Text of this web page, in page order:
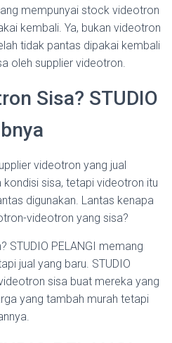
mempunyai stock videotron
kembali. Ya, bukan videotron
tidak pantas dipakai kembali
oleh supplier videotron.
Sisa? STUDIO
videotron yang jual
sisa, tetapi videotron itu
digunakan. Lantas kenapa
videotron yang sisa?
STUDIO PELANGI memang
jual yang baru. STUDIO
sisa buat mereka yang
yang tambah murah tetapi